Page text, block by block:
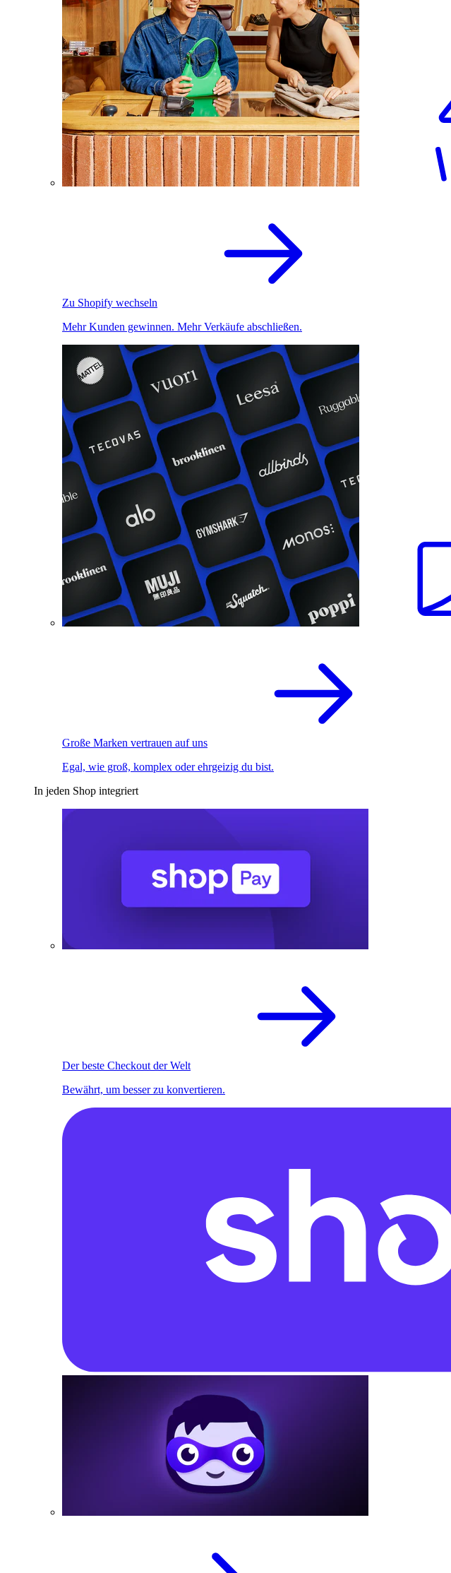
Zu Shopify wechseln
Mehr Kunden gewinnen. Mehr Verkäufe abschließen.
Große Marken vertrauen auf uns
Egal, wie groß, komplex oder ehrgeizig du bist.
In jeden Shop integriert
Der beste Checkout der Welt
Bewährt, um besser zu konvertieren.